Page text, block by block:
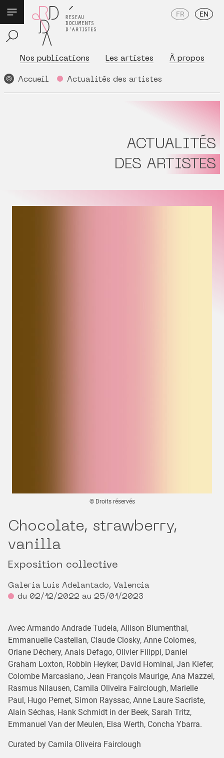
Nos publications Les artistes À propos
FR EN
Accueil Actualités des artistes
ACTUALITÉS
DES ARTISTES
© Droits réservés
Chocolate, strawberry,
vanilla
Exposition collective
Galeria Luis Adelantado, Valencia
du 02/12/2022 au 25/01/2023
Avec Armando Andrade Tudela, Allison Blumenthal,
Emmanuelle Castellan, Claude Closky, Anne Colomes,
Oriane Déchery, Anais Defago, Olivier Filippi, Daniel
Graham Loxton, Robbin Heyker, David Hominal, Jan Kiefer,
Colombe Marcasiano, Jean François Maurige, Ana Mazzei,
Rasmus Nilausen, Camila Oliveira Fairclough, Marielle
Paul, Hugo Pernet, Simon Rayssac, Anne Laure Sacriste,
Alain Séchas, Hank Schmidt in der Beek, Sarah Tritz,
Emmanuel Van der Meulen, Elsa Werth, Concha Ybarra.
Curated by Camila Oliveira Fairclough